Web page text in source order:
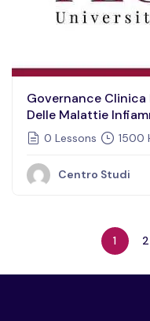
Governance Clinica
Delle Malattie
Modelli Integrati Per
Intestinali E
Alimentari,
Medicina
0 Lessons 1500
Centro Studi
1 2